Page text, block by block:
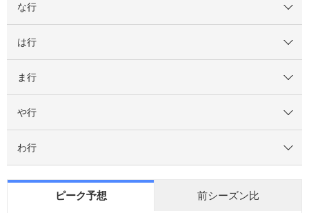
な行
は行
ま行
や行
わ行
ピーク予想 前シーズン比